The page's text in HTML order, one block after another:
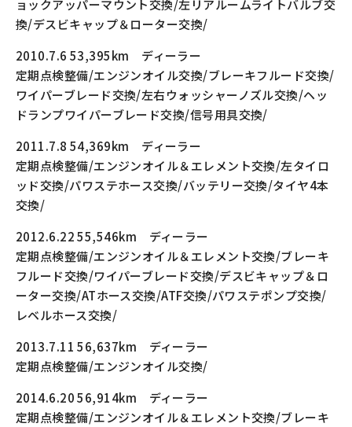
ョックアッパーマウント交換/左リアルームライトバルブ交
換/デスビキャップ＆ローター交換/
2010.7.6 53,395km ディーラー
定期点検整備/エンジンオイル交換/ブレーキフルード交換/
ワイパーブレード交換/左右ウォッシャーノズル交換/ヘッ
ドランプワイパーブレード交換/信号用具交換/
2011.7.8 54,369km ディーラー
定期点検整備/エンジンオイル＆エレメント交換/左タイロ
ッド交換/パワステホース交換/バッテリー交換/タイヤ4本
交換/
2012.6.22 55,546km ディーラー
定期点検整備/エンジンオイル＆エレメント交換/ブレーキ
フルード交換/ワイパーブレード交換/デスビキャップ＆ロ
ーター交換/ATホース交換/ATF交換/パワステポンプ交換/
レベルホース交換/
2013.7.11 56,637km ディーラー
定期点検整備/エンジンオイル交換/
2014.6.20 56,914km ディーラー
定期点検整備/エンジンオイル＆エレメント交換/ブレーキ